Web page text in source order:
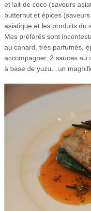
et lait de coco (saveurs
butternut et épices
asiatique et les produits du
Mes préférés sont
au canard, très parfumés,
accompagner, 2 sauces au
à base de yuzu…un